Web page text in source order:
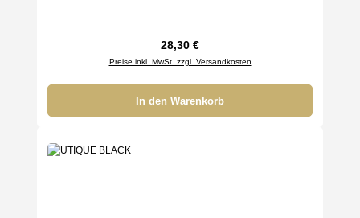
Regulärer Preis:
28,30 €
Preise inkl. MwSt. zzgl. Versandkosten
In den Warenkorb